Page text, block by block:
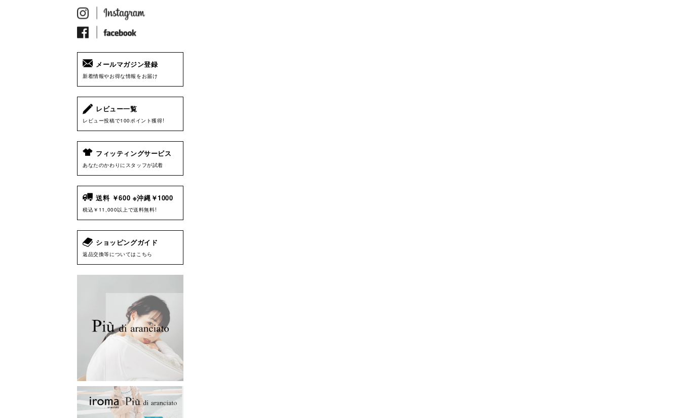
メールマガジン登録
新着情報やお得な情報をお届け
レビュー一覧
レビュー投稿で100ポイント獲得!
フィッティングサービス
あなたのかわりにスタッフが試着
送料 ￥600 ※沖縄￥1000
税込￥11,000以上で送料無料!
ショッピングガイド
返品交換等についてはこちら